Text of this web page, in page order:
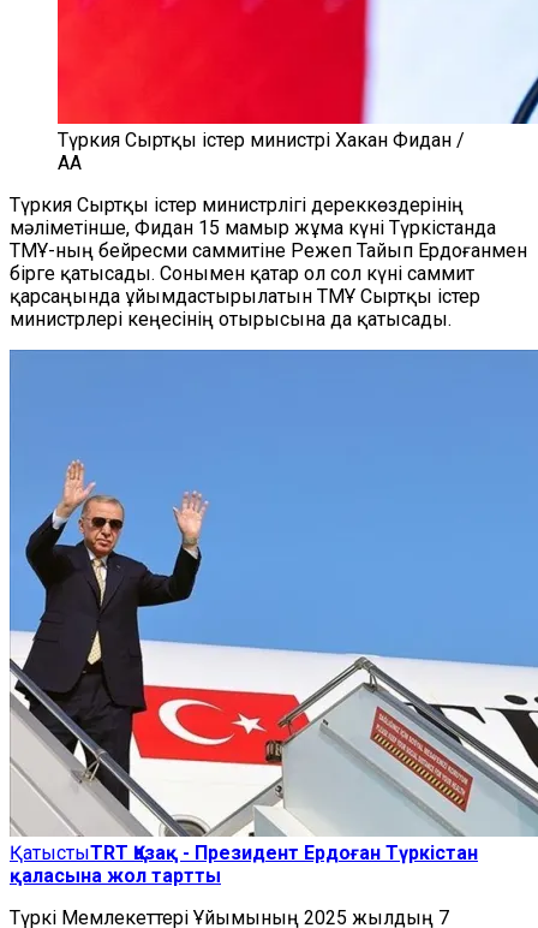
Түркия Сыртқы істер министрі Хакан Фидан /
AA
Түркия Сыртқы істер министрлігі дереккөздерінің
мәліметінше, Фидан 15 мамыр жұма күні Түркістанда
ТМҰ-ның бейресми саммитіне Режеп Тайып Ердоғанмен
бірге қатысады. Сонымен қатар ол сол күні саммит
қарсаңында ұйымдастырылатын ТМҰ Сыртқы істер
министрлері кеңесінің отырысына да қатысады.
ҚатыстыTRT Қазақ - Президент Ердоған Түркістан
қаласына жол тартты
Түркі Мемлекеттері Ұйымының 2025 жылдың 7